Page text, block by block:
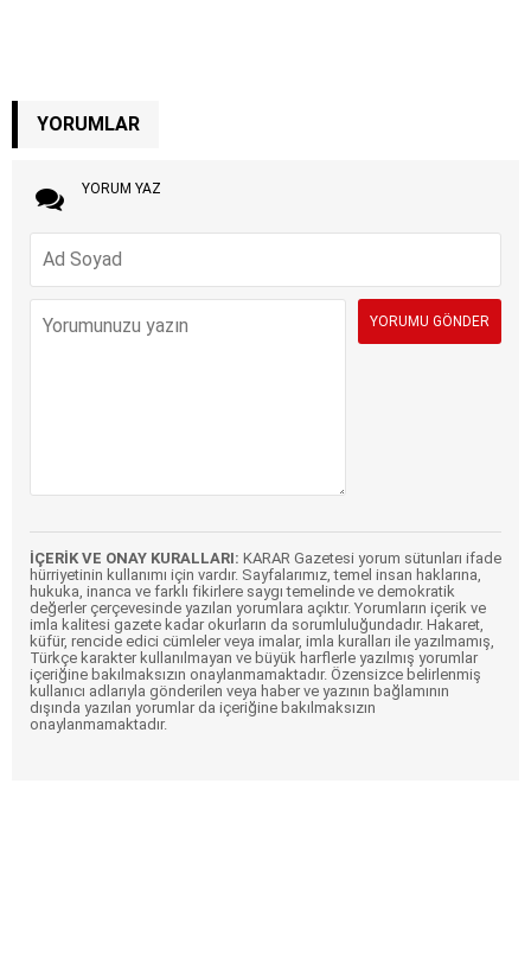
YORUMLAR
YORUM YAZ
İÇERİK VE ONAY KURALLARI: KARAR Gazetesi yorum sütunları ifade
hürriyetinin kullanımı için vardır. Sayfalarımız, temel insan haklarına,
hukuka, inanca ve farklı fikirlere saygı temelinde ve demokratik
değerler çerçevesinde yazılan yorumlara açıktır. Yorumların içerik ve
imla kalitesi gazete kadar okurların da sorumluluğundadır. Hakaret,
küfür, rencide edici cümleler veya imalar, imla kuralları ile yazılmamış,
Türkçe karakter kullanılmayan ve büyük harflerle yazılmış yorumlar
içeriğine bakılmaksızın onaylanmamaktadır. Özensizce belirlenmiş
kullanıcı adlarıyla gönderilen veya haber ve yazının bağlamının
dışında yazılan yorumlar da içeriğine bakılmaksızın
onaylanmamaktadır.